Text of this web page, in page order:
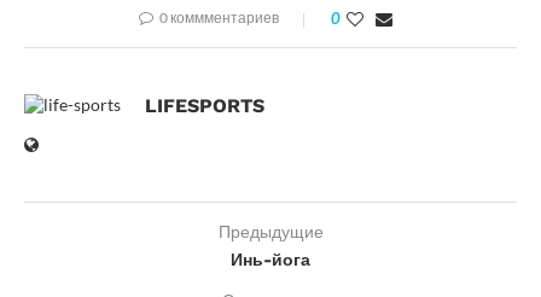
0 коммментариев 0
LIFESPORTS
Предыдущие
Инь-йога